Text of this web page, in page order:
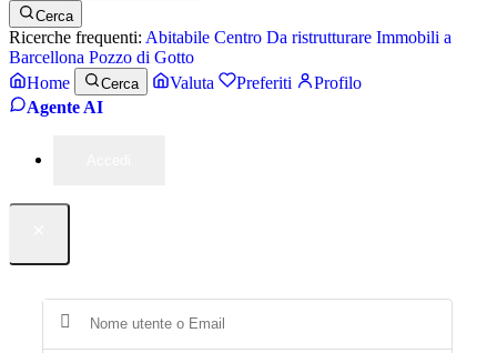
Cerca
Ricerche frequenti: Abitabile Centro Da ristrutturare Immobili a
Barcellona Pozzo di Gotto
Home
Cerca Valuta Preferiti
Profilo
Agente AI